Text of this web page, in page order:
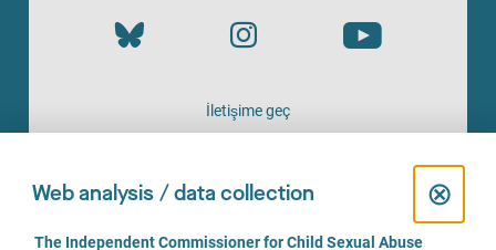
İletişime geç
HIZMETI SAĞLAYAN
Web analysis / data collection ⊗
C
l
C
The Independent Commissioner for Child Sexual Abuse